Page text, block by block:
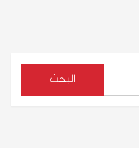
البحث